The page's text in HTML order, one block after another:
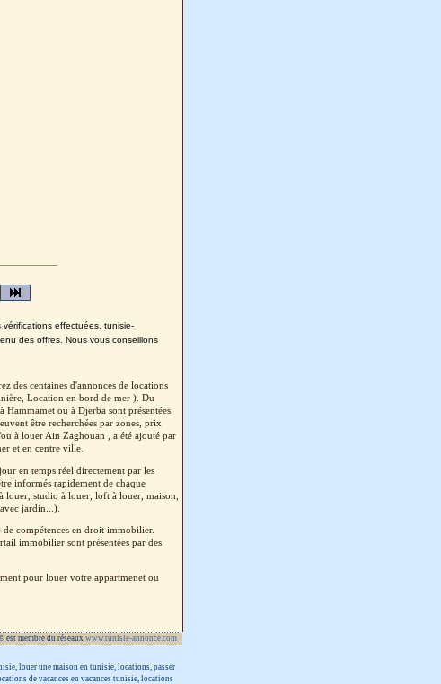
effectuées, tunisie-
des offres. Nous vous conseillons
des centaines d'annonces de locations
Location en bord de mer ). Du
ou à Djerba sont présentées
être recherchées par zones, prix
à louer Ain Zaghouan , a été ajouté par
et en centre ville.
en temps réel directement par les
informés rapidement de chaque
louer, studio à louer, loft à louer, maison,
jardin...).
compétences en droit immobilier.
immobilier sont présentées par des
pour louer votre appartmenet ou
membre du réseaux www.tunisie-annonce.com
louer une maison en tunisie, locations, passer
de vacances en vacances tunisie, locations